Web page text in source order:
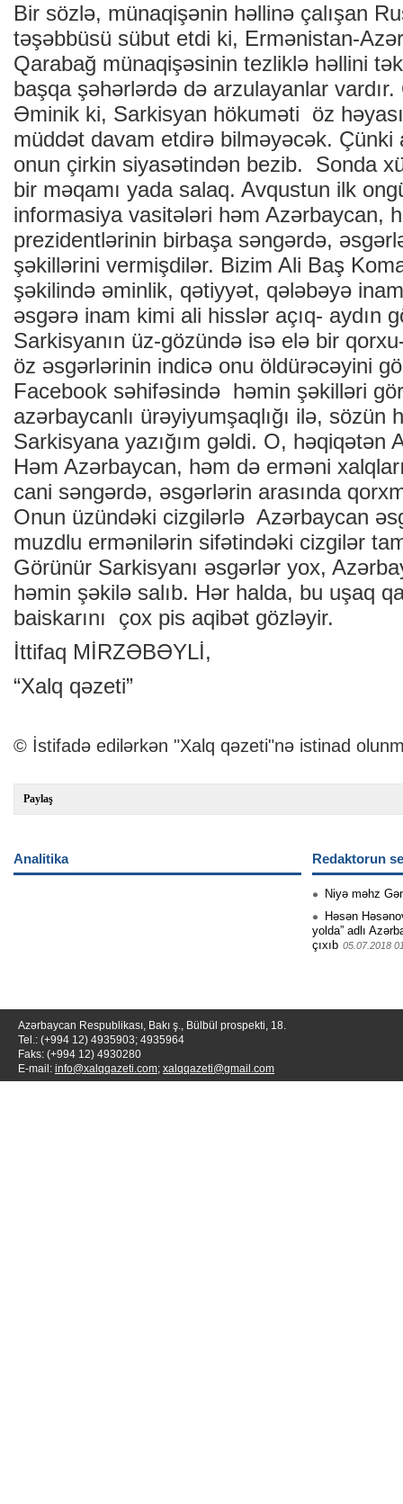
Bir sözlə, münaqişənin həllinə çalışan
təşəbbüsü sübut etdi ki, Ermənistan-
Qarabağ münaqişəsinin tezliklə həllini
başqa şəhərlərdə də arzulayanlar
Əminik ki, Sarkisyan hökuməti öz
müddət davam etdirə bilməyəcək. Çünki
onun çirkin siyasətindən bezib. Sonda
bir məqamı yada salaq. Avqustun ilk
informasiya vasitələri həm Azərbaycan,
prezidentlərinin birbaşa səngərdə,
şəkillərini vermişdilər. Bizim Ali Baş
şəkilində əminlik, qətiyyət, qələbəyə
əsgərə inam kimi ali hisslər açıq- aydın
Sarkisyanın üz-gözündə isə elə bir
öz əsgərlərinin indicə onu öldürəcəyini
Facebook səhifəsində həmin şəkilləri
azərbaycanlı ürəyiyumşaqlığı ilə, sözün
Sarkisyana yazığım gəldi. O, həqiqətən
Həm Azərbaycan, həm də erməni
cani səngərdə, əsgərlərin arasında
Onun üzündəki cizgilərlə Azərbaycan
muzdlu ermənilərin sifətindəki cizgilər
Görünür Sarkisyanı əsgərlər yox,
həmin şəkilə salıb. Hər halda, bu uşaq
baiskarını çox pis aqibət gözləyir.
İttifaq MİRZƏBƏYLİ,
“Xalq qəzeti”
© İstifadə edilərkən "Xalq qəzeti"nə istinad
Paylaş
Analitika Redaktorun
Niyə məhz
Həsən
yolda” adlı
çıxıb 05.07.2018
Azərbaycan Respublikası, Bakı ş., Bülbül prospekti, 18.
Tel.: (+994 12) 4935903; 4935964
Faks: (+994 12) 4930280
E-mail: info@xalqqazeti.com; xalqqazeti@gmail.com